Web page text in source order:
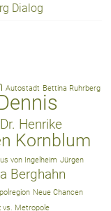
Dialog
Autostadt Bettina Ruhrberg
Dr. Henrike
Kornblum
von Ingelheim Jürgen
Berghahn
Neue Chancen
vs. Metropole